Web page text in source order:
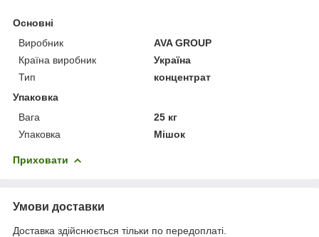
Основні
Виробник
AVA GROUP
Країна виробник
Україна
Тип
концентрат
Упаковка
Вага
25 кг
Упаковка
Мішок
Приховати
Умови доставки
Доставка здійснюється тільки по передоплаті.